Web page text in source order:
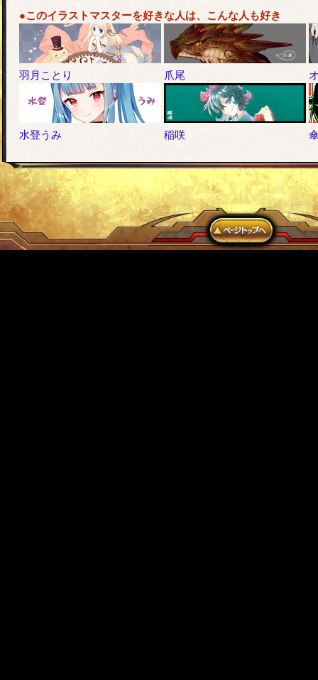
●このイラストマスターを好きな人は、こんな人も好き
羽月ことり 爪尾
水登うみ 稲咲